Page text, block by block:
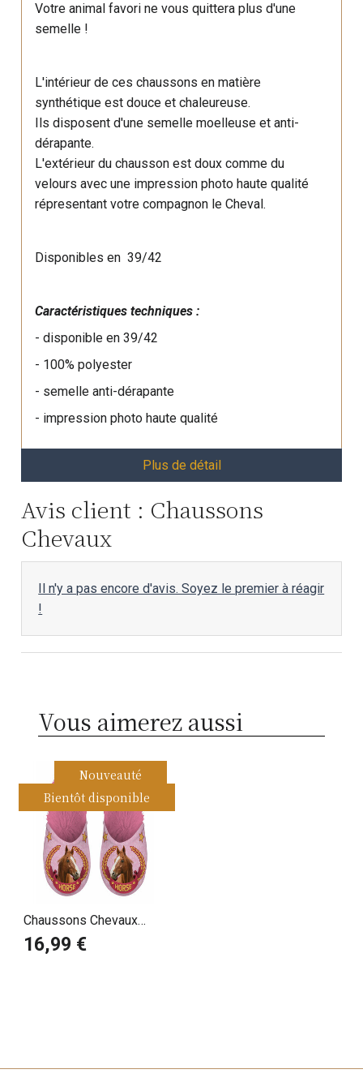
Votre animal favori ne vous quittera plus d'une
semelle !
L'intérieur de ces chaussons en matière
synthétique est douce et chaleureuse.
Ils disposent d'une semelle moelleuse et anti-
dérapante.
L'extérieur du chausson est doux comme du
velours avec une impression photo haute qualité
répresentant votre compagnon le Cheval.
Disponibles en 39/42
Caractéristiques techniques :
- disponible en 39/42
- 100% polyester
- semelle anti-dérapante
- impression photo haute qualité
Plus de détail
Avis client : Chaussons
Chevaux
Il n'y a pas encore d'avis. Soyez le premier à réagir
!
Vous aimerez aussi
Nouveauté
Chaussons Chevaux
médaillé
16,99 €
Bientôt disponible